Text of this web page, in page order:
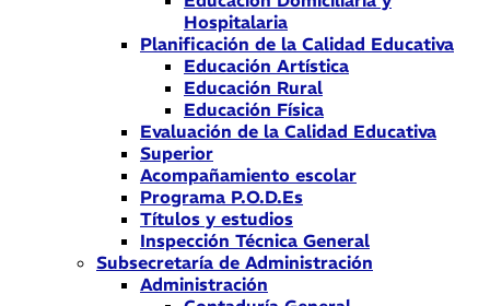
Hospitalaria
Planificación de la Calidad Educativa
Educación Artística
Educación Rural
Educación Física
Evaluación de la Calidad Educativa
Superior
Acompañamiento escolar
Programa P.O.D.Es
Títulos y estudios
Inspección Técnica General
Subsecretaría de Administración
Administración